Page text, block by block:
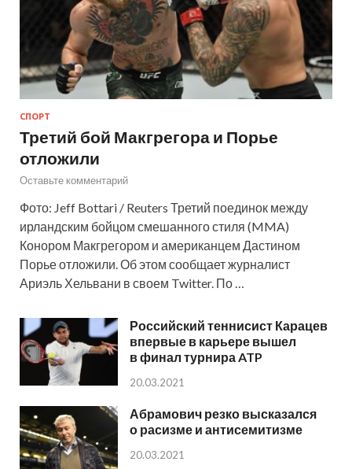
СПОРТ
Третий бой Макгрегора и Порье
отложили
Оставьте комментарий
Фото: Jeff Bottari / Reuters Третий поединок между
ирландским бойцом смешанного стиля (MMA)
Конором Макгрегором и американцем Дастином
Порье отложили. Об этом сообщает журналист
Ариэль Хельвани в своем Twitter. По …
Российский теннисист Карацев
впервые в карьере вышел
в финал турнира ATP
20.03.2021
Абрамович резко высказался
о расизме и антисемитизме
20.03.2021